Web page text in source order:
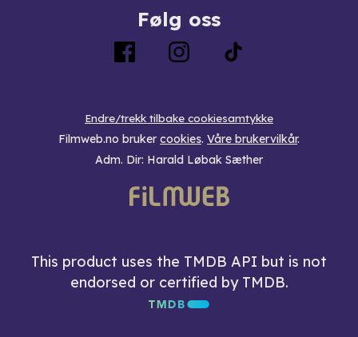
Følg oss
Endre/trekk tilbake cookiesamtykke
Filmweb.no bruker cookies. Våre brukervilkår.
Adm. Dir: Harald Løbak Sæther
This product uses the TMDB API but is not
endorsed or certified by TMDB.